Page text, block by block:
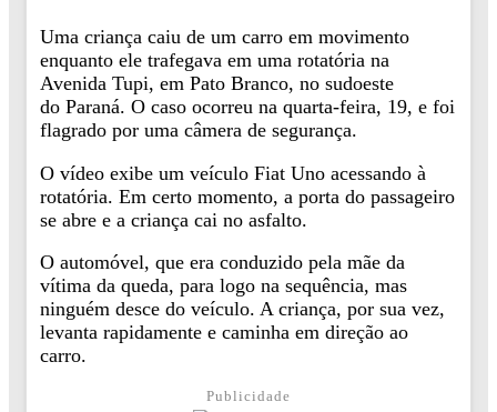
Uma criança caiu de um carro em movimento
enquanto ele trafegava em uma rotatória na
Avenida Tupi, em Pato Branco, no sudoeste
do Paraná. O caso ocorreu na quarta-feira, 19, e foi
flagrado por uma câmera de segurança.
O vídeo exibe um veículo Fiat Uno acessando à
rotatória. Em certo momento, a porta do passageiro
se abre e a criança cai no asfalto.
O automóvel, que era conduzido pela mãe da
vítima da queda, para logo na sequência, mas
ninguém desce do veículo. A criança, por sua vez,
levanta rapidamente e caminha em direção ao
carro.
Publicidade